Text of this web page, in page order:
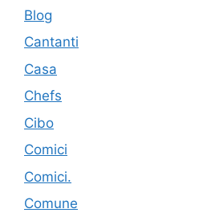
Blog
Cantanti
Casa
Chefs
Cibo
Comici
Comici.
Comune